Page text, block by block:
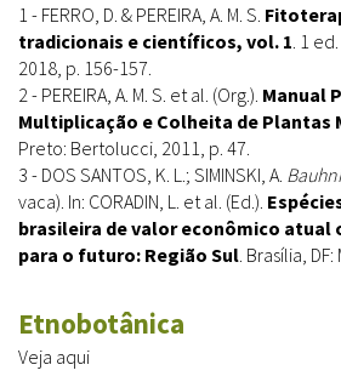
1 - FERRO, D. & PEREIRA, A. M. S.
tradicionais e científicos, vol. 1 . 1
2018, p. 156-157.
2 - PEREIRA, A. M. S. et al. (Org.). Manual
Multiplicação e Colheita de Plantas
Preto: Bertolucci, 2011, p. 47.
3 - DOS SANTOS, K. L.; SIMINSKI, A.
vaca). In: CORADIN, L. et al. (Ed.).
brasileira de valor econômico atual
para o futuro: Região Sul . Brasília,
Etnobotânica
Veja aqui